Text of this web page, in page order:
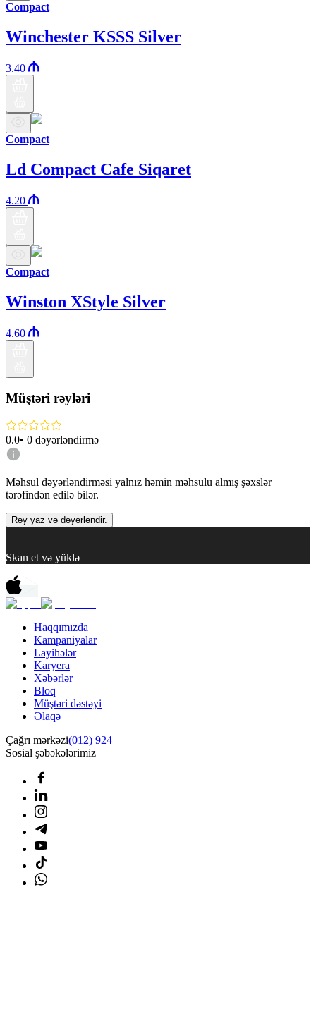
Compact
Winchester KSSS Silver
3.40
Compact
Ld Compact Cafe Siqaret
4.20
Compact
Winston XStyle Silver
4.60
Müştəri rəyləri
0.0• 0 dəyərləndirmə
Məhsul dəyərləndirməsi yalnız həmin məhsulu almış şəxslər
tərəfindən edilə bilər.
Rəy yaz və dəyərləndir.
Skan et və yüklə
Haqqımızda
Kampaniyalar
Layihələr
Karyera
Xəbərlər
Bloq
Müştəri dəstəyi
Əlaqə
Çağrı mərkəzi(012) 924
Sosial şəbəkələrimiz